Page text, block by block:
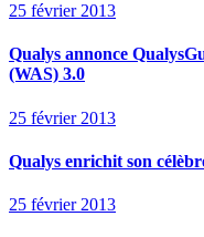
25 février 2013
Qualys annonce
(WAS) 3.0
25 février 2013
Qualys enrichit son
25 février 2013